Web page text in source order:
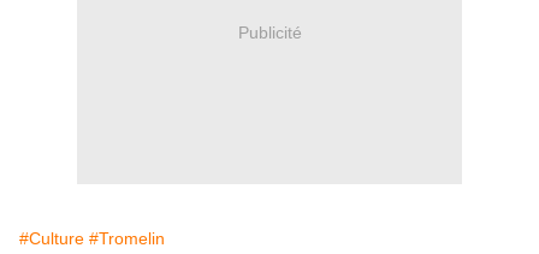
Publicité
#Culture #Tromelin